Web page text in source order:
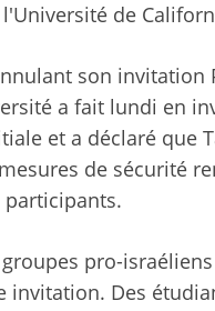
de
son invitation
a fait lundi en
et a déclaré que
de sécurité
pro-
invitation. Des